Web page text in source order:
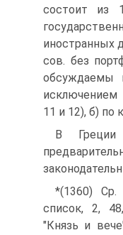
состоит из
иностранных
сов. без
обсуждаемы
11 и 12), б) по
В
*(1360) Ср.
список, 2,
"Князь и